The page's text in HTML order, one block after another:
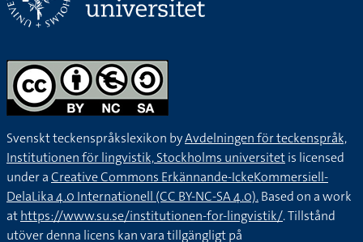
Svenskt teckenspråkslexikon byAvdelningen för teckenspråk,
Institutionen för lingvistik, Stockholms universitetis licensed
under aCreative Commons Erkännande-IckeKommersiell-
DelaLika 4.0 Internationell (CC BY-NC-SA 4.0).Based on a work
athttps://www.su.se/institutionen-for-lingvistik/. Tillstånd
utöver denna licens kan vara tillgängligt på